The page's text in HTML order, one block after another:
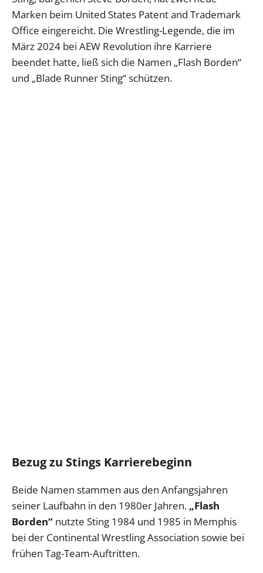
Marken beim United States Patent and Trademark
Office eingereicht. Die Wrestling-Legende, die im
März 2024 bei AEW Revolution ihre Karriere
beendet hatte, ließ sich die Namen „Flash Borden“
und „Blade Runner Sting“ schützen.
Bezug zu Stings Karrierebeginn
Beide Namen stammen aus den Anfangsjahren
seiner Laufbahn in den 1980er Jahren. „Flash
Borden“ nutzte Sting 1984 und 1985 in Memphis
bei der Continental Wrestling Association sowie bei
frühen Tag-Team-Auftritten.